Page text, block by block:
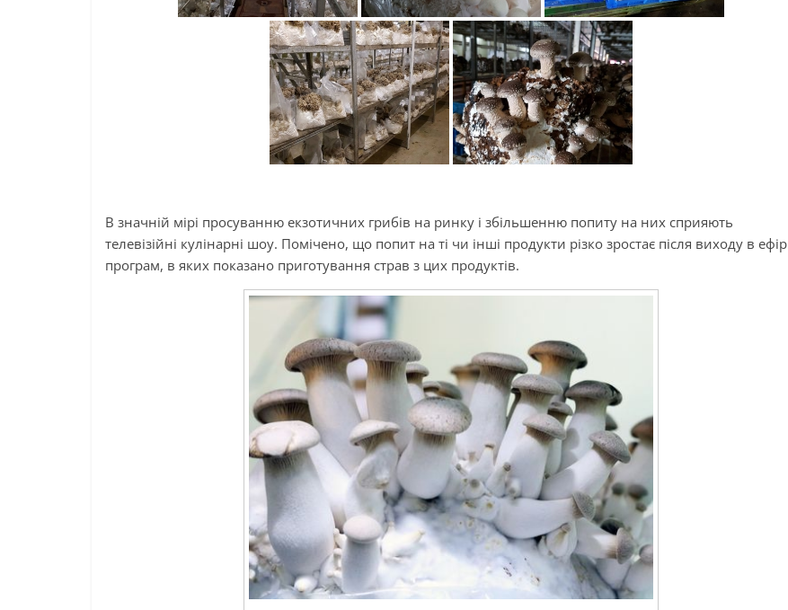
В значній мірі просуванню екзотичних грибів на ринку і збільшенню попиту на них сприяють
телевізійні кулінарні шоу. Помічено, що попит на ті чи інші продукти різко зростає після виходу в ефір
програм, в яких показано приготування страв з цих продуктів.